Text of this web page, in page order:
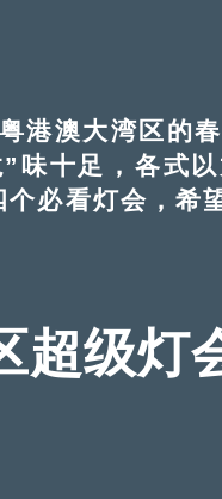
澳大湾区的春
味十足，各式
必看灯会，希
超级灯